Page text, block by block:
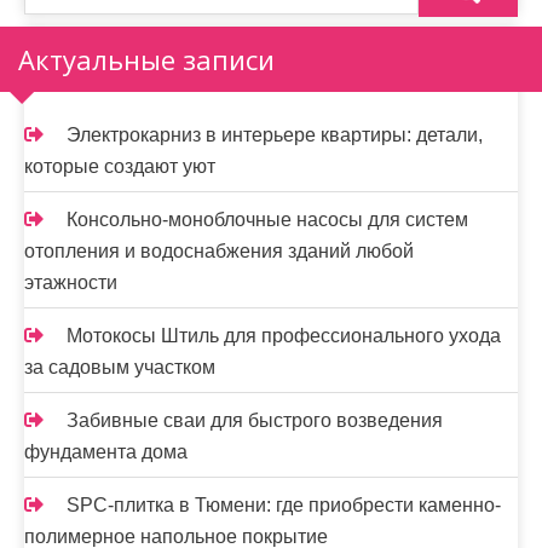
а
ц
и
я
з
а
п
и
с
е
й
Актуальные записи
Электрокарниз в интерьере квартиры: детали,
которые создают уют
Консольно-моноблочные насосы для систем
отопления и водоснабжения зданий любой
этажности
Мотокосы Штиль для профессионального ухода
за садовым участком
Забивные сваи для быстрого возведения
фундамента дома
SPC-плитка в Тюмени: где приобрести каменно-
полимерное напольное покрытие